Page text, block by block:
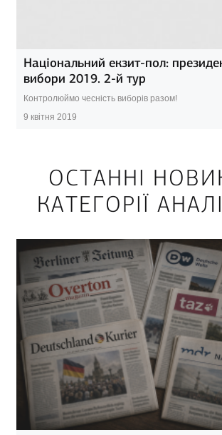
Національний екзит-пол:
вибори 2019. 2-й тур
Контролюймо чесність виборів разом!
9 квітня 2019
ОСТАННІ
КАТЕГОРІЇ